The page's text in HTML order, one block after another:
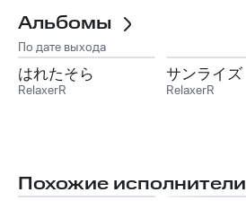
Альбомы
По дате выхода
はれたそら
RelaxerR
サンライズ
RelaxerR
Похожие исполнители